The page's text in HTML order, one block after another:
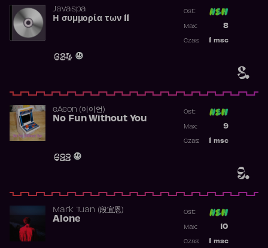
8.
Javaspa
Η συμμορία των 11
634
Ost:
8
Max:
msc
Czas:
9.
​eAeon (이이언)
No Fun Without You
622
Ost:
9
Max:
msc
Czas:
Mark Tuan (段宜恩)
Alone
Ost:
10
Max:
msc
Czas: